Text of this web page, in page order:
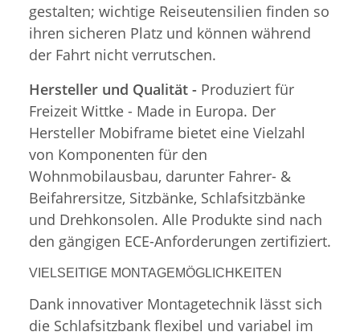
gestalten; wichtige Reiseutensilien finden so
ihren sicheren Platz und können während
der Fahrt nicht verrutschen.
Hersteller und Qualität - Produziert für
Freizeit Wittke - Made in Europa. Der
Hersteller Mobiframe bietet eine Vielzahl
von Komponenten für den
Wohnmobilausbau, darunter Fahrer- &
Beifahrersitze, Sitzbänke, Schlafsitzbänke
und Drehkonsolen. Alle Produkte sind nach
den gängigen ECE-Anforderungen zertifiziert.
VIELSEITIGE MONTAGEMÖGLICHKEITEN
Dank innovativer Montagetechnik lässt sich
die Schlafsitzbank flexibel und variabel im